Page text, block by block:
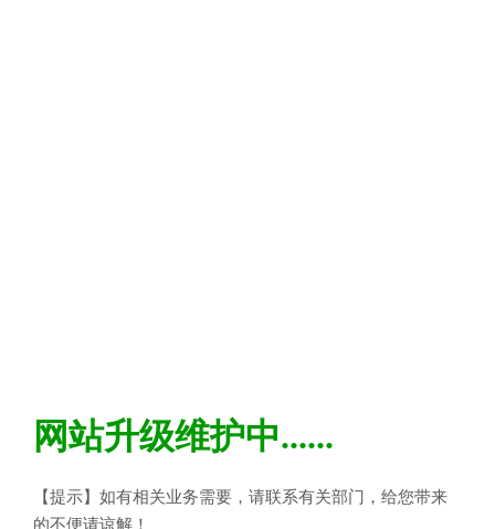
网站升级维护中......
【提示】如有相关业务需要，请联系有关部门，给您带来
的不便请谅解！